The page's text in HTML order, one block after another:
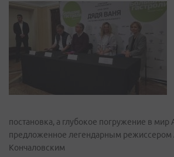
постановка, а глубокое погружение в мир
предложенное легендарным режиссером
Кончаловским